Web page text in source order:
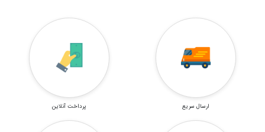
ارسال سریع پرداخت آنلاین